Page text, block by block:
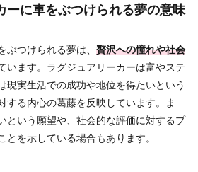
ーに車をぶつけられる夢の意味
ぶつけられる夢は、 贅沢への憧れや社会
います。ラグジュアリーカーは富やステ
現実生活での成功や地位を得たいという
する内心の葛藤を反映しています。ま
という願望や、社会的な評価に対するプ
とを示している場合もあります。